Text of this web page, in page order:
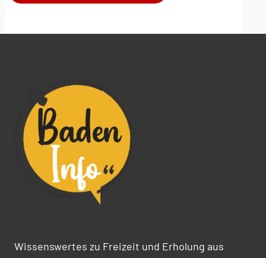
Wissenswertes zu Freizeit und Erholung aus